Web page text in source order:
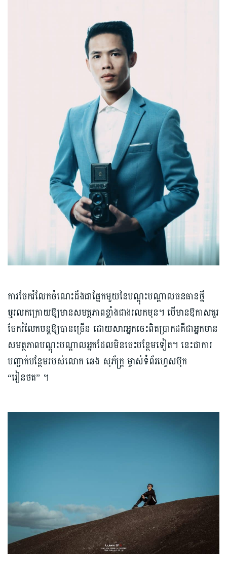
ការចែករំលែកចំណេះដឹងជាផ្នែកមួយនៃបណ្ដុះបណ្ដាលធនធានថ្មី
ឬរលកក្រោយឱ្យមានសមត្ថភាពខ្លាំងជាងរលកមុន។ បើមានឱកាសគួរ
ចែករំលែកបន្តឱ្យបានច្រើន ដោយសារអ្នកចេះពិតប្រាកដគឺជាអ្នកមាន
សមត្ថភាពបណ្ដុះបណ្ដាលអ្នកដែលមិនចេះបន្ថែមទៀត។ នេះជាការ
បញ្ជាក់បន្ថែមរបស់លោក ឆេង សុភ័ក្រ្ត ម្ចាស់ទំព័រហ្វេសប៊ុក
“រៀនថត” ។